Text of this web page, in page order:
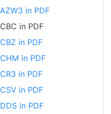
AZW3 in PDF
CBC in PDF
CBZ in PDF
CHM in PDF
CR3 in PDF
CSV in PDF
DDS in PDF